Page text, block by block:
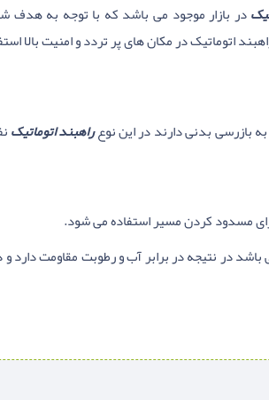
در بازار موجود می باشد که با توجه به هدف
اتوماتیک در مکان های پر تردد و امنیت بالا
بازرسی بدنی دارند در این نوعراهبند اتوماتیک
مسدود کردن مسیر استفاده می شود.
در نتیجه در برابر آب و رطوبت مقاومت دارد و